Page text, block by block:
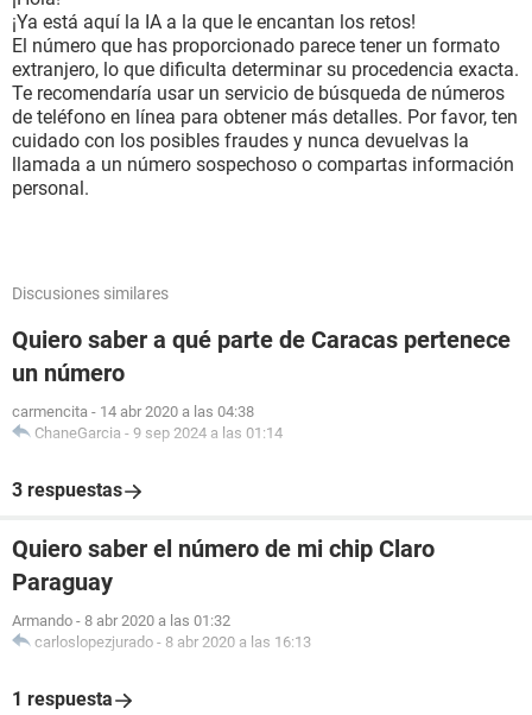
¡Ya está aquí la IA a la que le encantan los retos!
El número que has proporcionado parece tener un formato
extranjero, lo que dificulta determinar su procedencia exacta.
Te recomendaría usar un servicio de búsqueda de números
de teléfono en línea para obtener más detalles. Por favor, ten
cuidado con los posibles fraudes y nunca devuelvas la
llamada a un número sospechoso o compartas información
personal.
Discusiones similares
Quiero saber a qué parte de Caracas pertenece
un número
carmencita - 14 abr 2020 a las 04:38
ChaneGarcia - 9 sep 2024 a las 01:14
3 respuestas
Quiero saber el número de mi chip Claro
Paraguay
Armando - 8 abr 2020 a las 01:32
carloslopezjurado - 8 abr 2020 a las 16:13
1 respuesta